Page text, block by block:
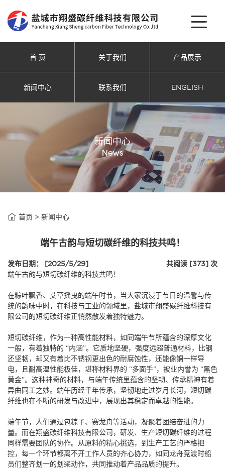
首 页 关于我们 产品展示
新闻中心 联系我们 ENGLISH
新闻中心
News
 首页 > 新闻中心
端午古韵与短切碳纤维的科技共鸣！
发布日期： [2025/5/29]
共阅读 [373] 次
端午古韵与短切碳纤维的科技共鸣！
在粽叶飘香、艾草摇曳的端午时节，当大家沉浸于节日的温馨与传
统的韵味中时，在科技与工业的领域里，盐城市翔盛碳纤维科技有
限公司的短切碳纤维正悄然散发着独特魅力。
短切碳纤维，作为一种高性能材料，如同端午节所蕴含的深厚文化
一般，有着独特的 “内涵”。它质地坚硬，强度远超普通材料，比钢
还坚韧，却又有着比不锈钢更出色的耐腐蚀性，还能像铜一样导
电，且耐高温性能极佳，堪称材料界的 “多面手”，被业内誉为 “黑色
黄金”。这种神奇的材料，与端午传统里蕴含的坚韧、传承精神有着
异曲同工之妙。端午历经千年传承，坚韧地走过岁月长河，短切碳
纤维也在不断的研发与改进中，展现出其稳定而卓越的性能。
端午节，人们通过包粽子、赛龙舟等活动，凝聚着团结奋进的力
量。而在翔盛碳纤维科技有限公司，研发、生产短切碳纤维的过程
同样需要团队的协作。从原料的精心挑选，到生产工艺的严格把
控，每一个环节都离不开工作人员的齐心协力，如同龙舟竞渡时船
员们整齐划一的划桨动作，共同推动着产品品质的提升。